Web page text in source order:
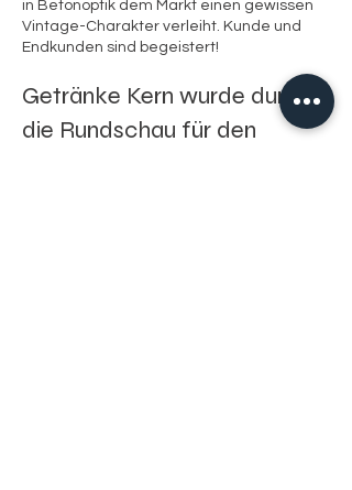
in Betonoptik dem Markt einen gewissen
Vintage-Charakter verleiht. Kunde und
Endkunden sind begeistert!
Getränke Kern wurde durch
die Rundschau für den